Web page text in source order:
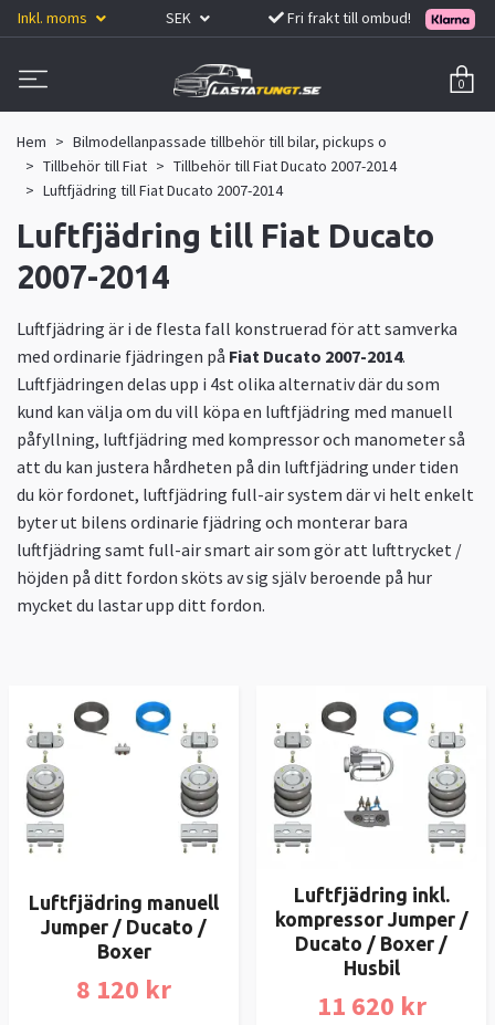
Inkl. moms SEK Fri frakt till ombud!
0
Hem
Bilmodellanpassade tillbehör till bilar, pickups o
Tillbehör till Fiat
Tillbehör till Fiat Ducato 2007-2014
Luftfjädring till Fiat Ducato 2007-2014
Luftfjädring till Fiat Ducato
2007-2014
Luftfjädring är i de flesta fall konstruerad för att samverka
med ordinarie fjädringen på Fiat Ducato 2007-2014.
Luftfjädringen delas upp i 4st olika alternativ där du som
kund kan välja om du vill köpa en luftfjädring med manuell
påfyllning, luftfjädring med kompressor och manometer så
att du kan justera hårdheten på din luftfjädring under tiden
du kör fordonet, luftfjädring full-air system där vi helt enkelt
byter ut bilens ordinarie fjädring och monterar bara
luftfjädring samt full-air smart air som gör att lufttrycket /
höjden på ditt fordon sköts av sig själv beroende på hur
mycket du lastar upp ditt fordon.
Luftfjädring manuell
Jumper / Ducato /
Boxer
8 120 kr
Luftfjädring inkl.
kompressor Jumper /
Ducato / Boxer /
Husbil
11 620 kr